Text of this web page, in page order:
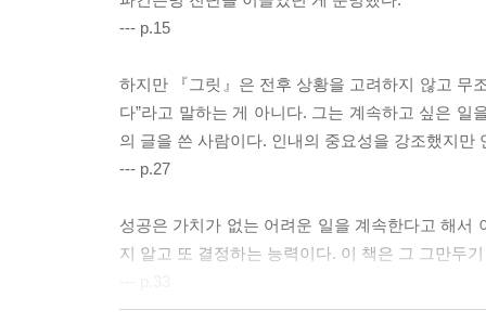
--- p.15
하지만 『그릿』은 전후 상황을 고려하지 않고 무
다”라고 말하는 게 아니다. 그는 계속하고 싶은
의 글을 쓴 사람이다. 인내의 중요성을 강조했지
--- p.27
성공은 가치가 없는 어려운 일을 계속한다고 해서
지 알고 또 결정하는 능력이다. 이 책은 그 그만두